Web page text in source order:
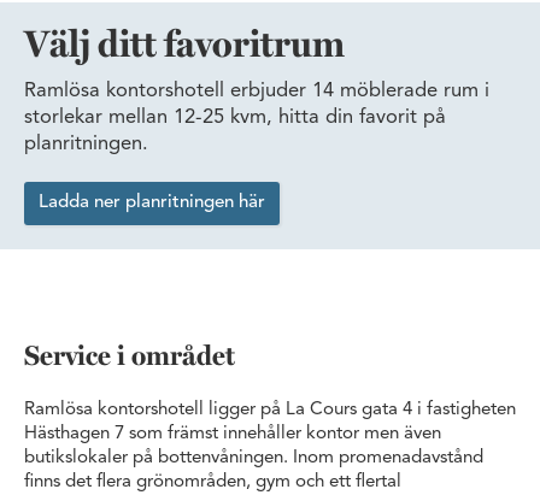
Välj ditt favoritrum
Ramlösa kontorshotell erbjuder 14 möblerade rum i
storlekar mellan 12-25 kvm, hitta din favorit på
planritningen.
Ladda ner planritningen här
Service i området
Ramlösa kontorshotell ligger på La Cours gata 4 i fastigheten
Hästhagen 7 som främst innehåller kontor men även
butikslokaler på bottenvåningen. Inom promenadavstånd
finns det flera grönområden, gym och ett flertal